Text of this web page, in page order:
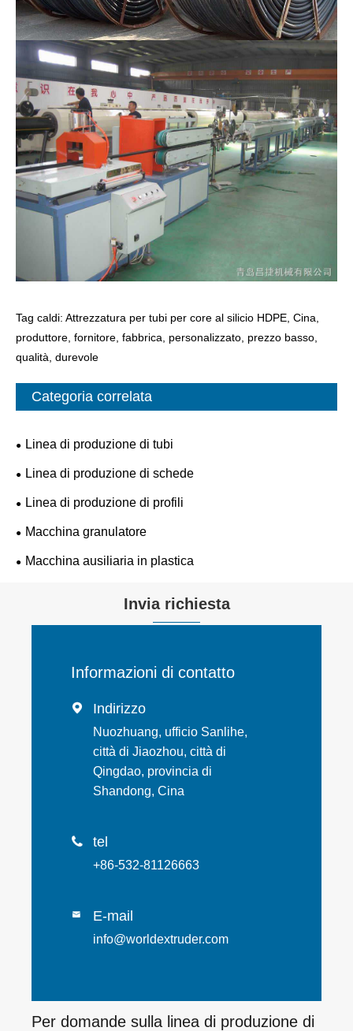
Tag caldi: Attrezzatura per tubi per core al silicio HDPE, Cina,
produttore, fornitore, fabbrica, personalizzato, prezzo basso,
qualità, durevole
Categoria correlata
Linea di produzione di tubi
Linea di produzione di schede
Linea di produzione di profili
Macchina granulatore
Macchina ausiliaria in plastica
Invia richiesta
Informazioni di contatto
 Indirizzo
Nuozhuang, ufficio Sanlihe,
città di Jiaozhou, città di
Qingdao, provincia di
Shandong, Cina
 tel
+86-532-81126663
 E-mail
info@worldextruder.com
Per domande sulla linea di produzione di